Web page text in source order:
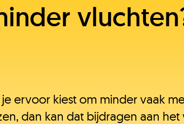
je ervoor kiest om minder vaak
dan kan dat bijdragen aan